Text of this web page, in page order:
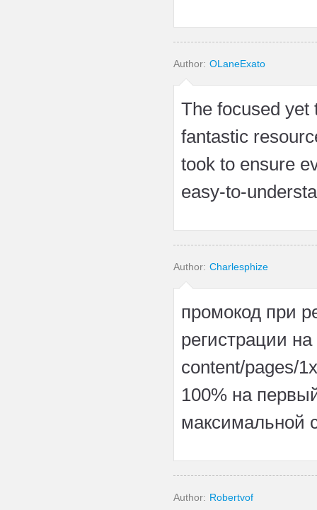
Author: OLaneExato
The focused yet
fantastic
took to ensure
easy-to-
Author: Charlesphize
промокод при
регистрации
content/pages/
100% на
максимальной
Author: Robertvof